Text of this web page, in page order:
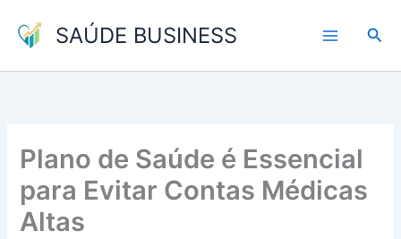
para
conteúdo
SAÚDE BUSINESS
Plano de Saúde é Essencial
para Evitar Contas Médicas
Altas